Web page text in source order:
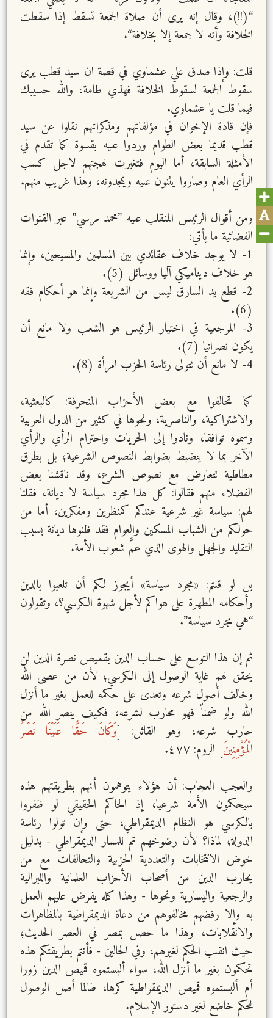
“(!!)، وقال إنه يرى أن صلاة الجمعة تسقط إذا سقطت
الخلافة وأنه لا جمعة إلا بخلافة“.
قلت: وإذا صدق علي عشماوي في قصة ان سيد قطب يرى
سقوط الجمعة لسقوط الخلافة فهذي طامة، والله حسيبك
فيما قلت يا عشماوي.
فإن قادة الإخوان في مؤلفاتهم ومذكراتهم نقلوا عن سيد
قطب قديما بعض الطوام وردوا عليه بقسوة كما تقدم في
الأمثلة السابقة، أما اليوم فتغيرت لهجتهم لاجل كسب
الرأي العام وصاروا يثنون عليه ويمجدونه، وهذا غريب منهم.
ومن أقوال الرئيس المنقلب عليه ”محمد مرسي” عبر القنوات
الفضائية ما يأتي:
1- لا يوجد خلاف عقائدي بين المسلمين والمسيحين، وإنما
هو خلاف ديناميكي آليا ووسائل (5).
2- قطع يد السارق ليس من الشريعة وإنما هو أحكام فقه
(6).
3- المرجعية في اختيار الرئيس هو الشعب ولا مانع أن
يكون نصرانيا (7).
4- لا مانع أن تتولى رئاسة الحزب امرأة (8).
كما تحالفوا مع بعض الأحزاب المنحرفة: كالبعثية،
والاشتراكية، والناصرية، ونحوها في كثير من الدول العربية
وسموه توافقا، ونادوا إلى الحريات واحترام الرأي والرأي
الآخر بما لا ينضبط بضوابط النصوص الشرعية؛ بل بطرق
مطاطية تتعارض مع نصوص الشرع، وقد ناقشنا بعض
الفضلاء منهم فقالوا: كل هذا مجرد سياسة لا ديانة، فقلنا
لهم: سياسة غير شرعية عندكم كمنظرين ومفكرين، أما من
حولكم من الشباب المسكين والعوام فقد ظنوها ديانة بسبب
التقليد والجهل والهوى الذي عمَّ شعوب الأمة.
بل لو قلتم: «مجرد سياسة» أيجوز لكم أن تلعبوا بالدين
وأحكامه المطهرة على هواكم لأجل شهوة الكرسي؟، وتقولون
“هي مجرد سياسة”.
ثم إن هذا التوسع على حساب الدين بقميص نصرة الدين لن
يحقق لهم غاية الوصول إلى الكرسي؛ لأن من عصى الله
وخالف أصول شرعه وتعدى على حكمه للعمل بغير ما أنزل
الله ولو ضمناً فهو محارب لشرعه، فكيف ينصر الله من
حارب شرعه، وهو القائل: [وَكَانَ حَقًّا عَلَيْنَا نَصْرُ
الْمُؤْمِنِينَ] الروم: ٤٧٧.
والعجب العجاب: أن هؤلاء يتوهمون أنهم بطريقتهم هذه
سيحكمون الأمة شرعيا، إذ الحاكم الحقيقي لو ظفروا
بالكرسي هو النظام الديمقراطي، حتى وإن تولوا رئاسة
الدولة؛ لماذا؟ لأن رضوخهم تم للمسار الديمقراطي - بدليل
خوض الانتخابات والتعددية الحزبية والتحالفات مع من
يحارب الدين من أصحاب الأحزاب العلمانية واللبرالية
والرجعية واليسارية ونحوها - وهذا كله يفرض عليهم العمل
به وإلا رفضهم مخالفوهم من دعاة الديمقراطية بالمظاهرات
والانقلابات، وهذا ما حصل بمصر في العصر الحديث؛
حيث انقلب الحكم لغيرهم، وفي الحالين - فأنتم بطريقتكم هذه
تحكمون بغير ما أنزل الله، سواء ألبستموه قميص الدين زورا
أم ألبستموه قميص الديمقراطية كرها، طالما أصل الوصول
للحكم خاضع لغير دستور الإسلام.